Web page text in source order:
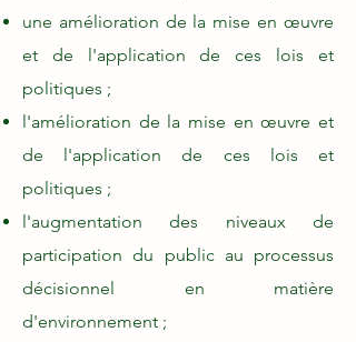
une amélioration de la mise en œuvre
et de l'application de ces lois et
politiques ;
l'amélioration de la mise en œuvre et
de l'application de ces lois et
politiques ;
l'augmentation des niveaux de
participation du public au processus
décisionnel en matière
d'environnement ;